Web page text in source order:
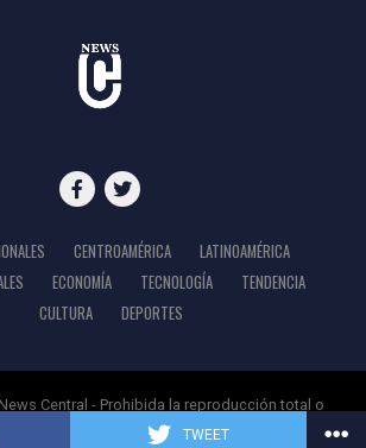
TWEET
CENTROAMÉRICA
LATINOAMÉRICA
ECONOMÍA TECNOLOGÍA
TENDENCIA
CULTURA
DEPORTES
Central - Prohibida la reproducción total o
del contenido de este sitio web